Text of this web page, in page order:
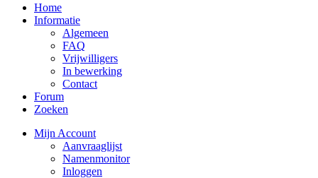
Home
Informatie
Algemeen
FAQ
Vrijwilligers
In bewerking
Contact
Forum
Zoeken
Mijn Account
Aanvraaglijst
Namenmonitor
Inloggen